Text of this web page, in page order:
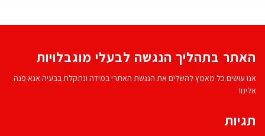
האתר בתהליך הנגשה לבעלי מוגבלויות
אנו עושים כל מאמץ להשלים את הנגשת האתר! במידה ונתקלת בבעיה אנא פנה
אלינו!
תגיות